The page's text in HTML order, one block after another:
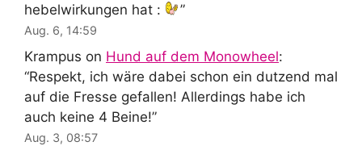
hebelwirkungen hat :
”
Aug. 6, 14:59
Krampus on Hund auf dem Monowheel:
“Respekt, ich wäre dabei schon ein dutzend mal
auf die Fresse gefallen! Allerdings habe ich
auch keine 4 Beine!”
Aug. 3, 08:57